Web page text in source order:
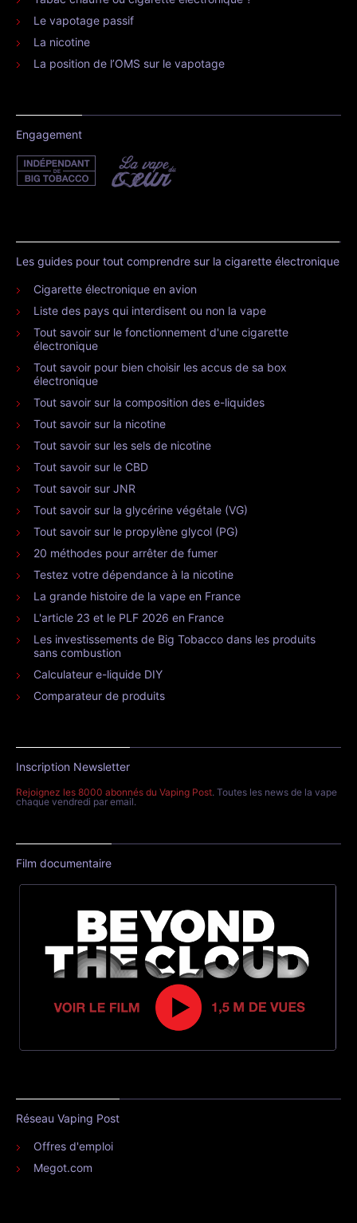
Le vapotage passif
La nicotine
La position de l’OMS sur le vapotage
Engagement
Les guides pour tout comprendre sur la cigarette électronique
Cigarette électronique en avion
Liste des pays qui interdisent ou non la vape
Tout savoir sur le fonctionnement d'une cigarette
électronique
Tout savoir pour bien choisir les accus de sa box
électronique
Tout savoir sur la composition des e-liquides
Tout savoir sur la nicotine
Tout savoir sur les sels de nicotine
Tout savoir sur le CBD
Tout savoir sur JNR
Tout savoir sur la glycérine végétale (VG)
Tout savoir sur le propylène glycol (PG)
20 méthodes pour arrêter de fumer
Testez votre dépendance à la nicotine
La grande histoire de la vape en France
L'article 23 et le PLF 2026 en France
Les investissements de Big Tobacco dans les produits
sans combustion
Calculateur e-liquide DIY
Comparateur de produits
Inscription Newsletter
Rejoignez les 8000 abonnés du Vaping Post. Toutes les news de la vape
chaque vendredi par email.
Film documentaire
Réseau Vaping Post
Offres d'emploi
Megot.com